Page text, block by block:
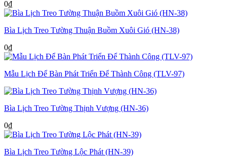
0₫
Bìa Lịch Treo Tường Thuận Buồm Xuôi Gió (HN-38)
0₫
Mẫu Lịch Để Bàn Phát Triển Để Thành Công (TLV-97)
Bìa Lịch Treo Tường Thịnh Vượng (HN-36)
0₫
Bìa Lịch Treo Tường Lộc Phát (HN-39)